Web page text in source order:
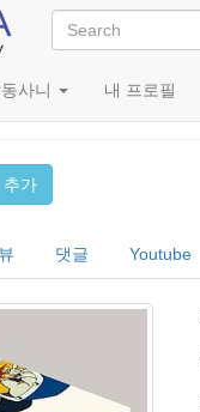
사니 내 프로필
추가
댓글 Youtube